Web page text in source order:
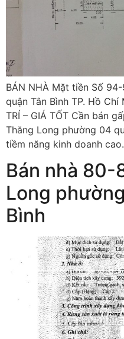
BÁN NHÀ Mặt tiền Số
quận Tân Bình TP. Hồ Chí
TRÍ – GIÁ TỐT Cần bán
Thăng Long phường 04
tiềm năng kinh doanh
Bán nhà
Long
Bình